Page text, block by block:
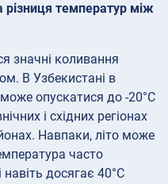
різниця температур між
значні коливання
В Узбекистані в
опускатися до -20°C
і східних регіонах
Навпаки, літо може
часто
навіть досягає 40°C